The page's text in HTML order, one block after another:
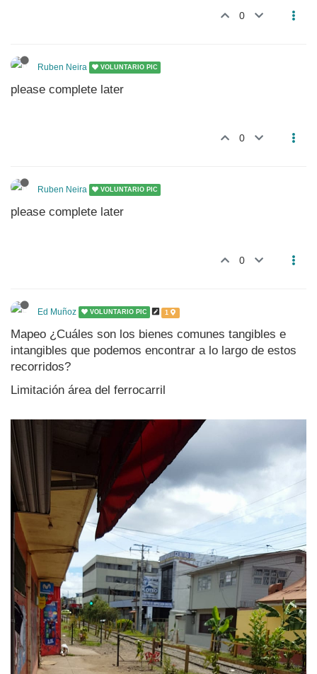
0
Ruben Neira VOLUNTARIO PIC
please complete later
0
Ruben Neira VOLUNTARIO PIC
please complete later
0
Ed Muñoz VOLUNTARIO PIC 1
Mapeo ¿Cuáles son los bienes comunes tangibles e
intangibles que podemos encontrar a lo largo de estos
recorridos?
Limitación área del ferrocarril